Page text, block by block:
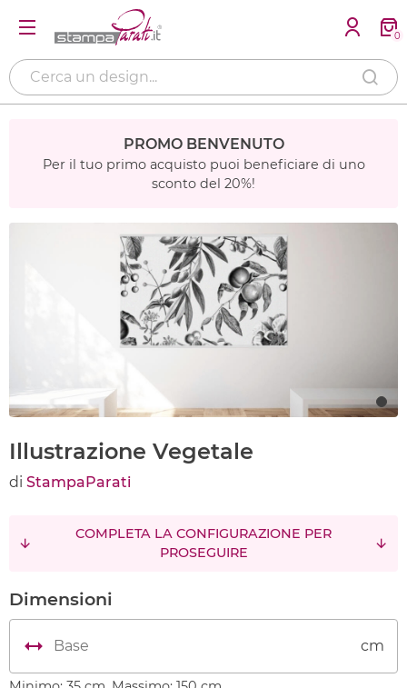
0
PROMO BENVENUTO
Per il tuo primo acquisto puoi beneficiare di uno
sconto del 20%!
Illustrazione Vegetale
di StampaParati
COMPLETA LA CONFIGURAZIONE PER
PROSEGUIRE
Dimensioni
cm